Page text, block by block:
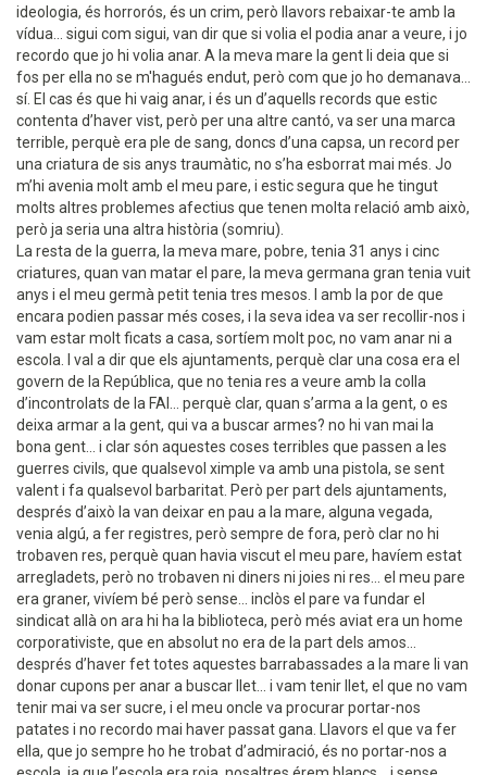
ideologia, és horrorós, és un crim, però llavors rebaixar-te amb la
vídua... sigui com sigui, van dir que si volia el podia anar a veure, i jo
recordo que jo hi volia anar. A la meva mare la gent li deia que si
fos per ella no se m'hagués endut, però com que jo ho demanava...
sí. El cas és que hi vaig anar, i és un d’aquells records que estic
contenta d’haver vist, però per una altre cantó, va ser una marca
terrible, perquè era ple de sang, doncs d’una capsa, un record per
una criatura de sis anys traumàtic, no s’ha esborrat mai més. Jo
m’hi avenia molt amb el meu pare, i estic segura que he tingut
molts altres problemes afectius que tenen molta relació amb això,
però ja seria una altra història (somriu).
La resta de la guerra, la meva mare, pobre, tenia 31 anys i cinc
criatures, quan van matar el pare, la meva germana gran tenia vuit
anys i el meu germà petit tenia tres mesos. I amb la por de que
encara podien passar més coses, i la seva idea va ser recollir-nos i
vam estar molt ficats a casa, sortíem molt poc, no vam anar ni a
escola. I val a dir que els ajuntaments, perquè clar una cosa era el
govern de la República, que no tenia res a veure amb la colla
d’incontrolats de la FAI... perquè clar, quan s’arma a la gent, o es
deixa armar a la gent, qui va a buscar armes? no hi van mai la
bona gent... i clar són aquestes coses terribles que passen a les
guerres civils, que qualsevol ximple va amb una pistola, se sent
valent i fa qualsevol barbaritat. Però per part dels ajuntaments,
després d’això la van deixar en pau a la mare, alguna vegada,
venia algú, a fer registres, però sempre de fora, però clar no hi
trobaven res, perquè quan havia viscut el meu pare, havíem estat
arregladets, però no trobaven ni diners ni joies ni res... el meu pare
era graner, vivíem bé però sense... inclòs el pare va fundar el
sindicat allà on ara hi ha la biblioteca, però més aviat era un home
corporativiste, que en absolut no era de la part dels amos...
després d’haver fet totes aquestes barrabassades a la mare li van
donar cupons per anar a buscar llet... i vam tenir llet, el que no vam
tenir mai va ser sucre, i el meu oncle va procurar portar-nos
patates i no recordo mai haver passat gana. Llavors el que va fer
ella, que jo sempre ho he trobat d’admiració, és no portar-nos a